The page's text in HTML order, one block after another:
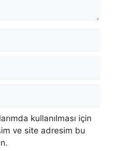
kullanılması için
ve site adresim bu